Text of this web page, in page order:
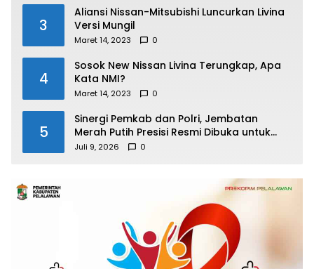
3
Aliansi Nissan-Mitsubishi Luncurkan Livina
Versi Mungil
Maret 14, 2023 0
4
Sosok New Nissan Livina Terungkap, Apa
Kata NMI?
Maret 14, 2023 0
5
Sinergi Pemkab dan Polri, Jembatan
Merah Putih Presisi Resmi Dibuka untuk
Masyarakat Desa Rangsang
Juli 9, 2026 0